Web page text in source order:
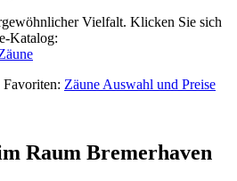
Vielfalt. Klicken Sie sich
Katalog:
Zäune Auswahl und Preise
Raum Bremerhaven